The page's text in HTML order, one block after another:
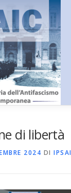
di libertà
2024 DI